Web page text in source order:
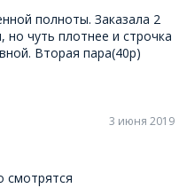
полноты. Заказала 2
но чуть плотнее и строчка
Вторая пара(40р)
3 июня 2019
смотрятся